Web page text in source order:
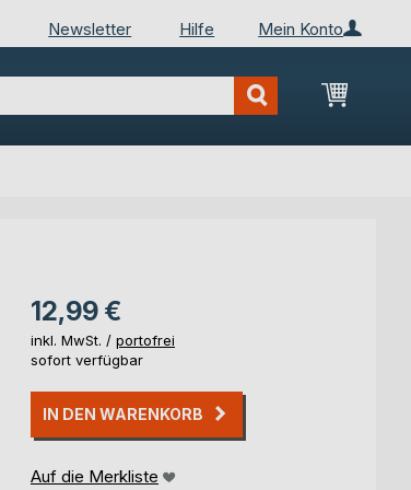
Mein Konto
Newsletter Hilfe
Mein
12,99 €
inkl. MwSt. / portofrei
sofort verfügbar
IN DEN WARENKORB
Auf die Merkliste